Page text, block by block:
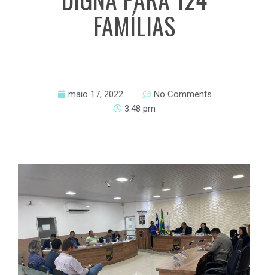
FAMÍLIAS
maio 17, 2022
No Comments
3:48 pm